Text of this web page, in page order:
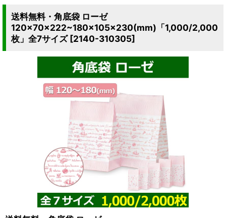
送料無料・角底袋 ローゼ
120×70×222~180×105×230(mm)「1,000/2,000
枚」全7サイズ [2140-310305]